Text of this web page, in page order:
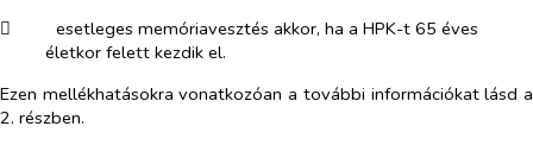
​
esetleges memóriavesztés akkor, ha a HPK-t 65 éves
életkor felett kezdik el.
Ezen mellékhatásokra vonatkozóan a további információkat lásd a
2. részben.